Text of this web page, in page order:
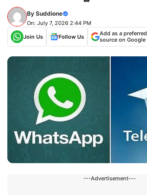
By Suddione
On: July 7, 2026 2:44 PM
Join Us
Follow Us
Add as a preferred
source on Google
---Advertisement---